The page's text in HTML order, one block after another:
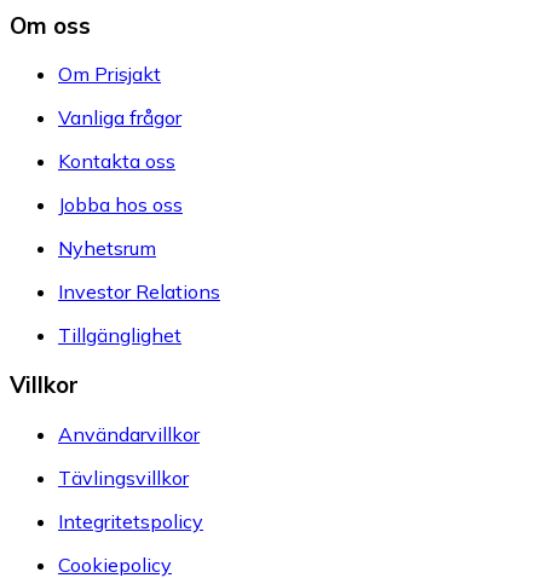
Om oss
Om Prisjakt
Vanliga frågor
Kontakta oss
Jobba hos oss
Nyhetsrum
Investor Relations
Tillgänglighet
Villkor
Användarvillkor
Tävlingsvillkor
Integritetspolicy
Cookiepolicy